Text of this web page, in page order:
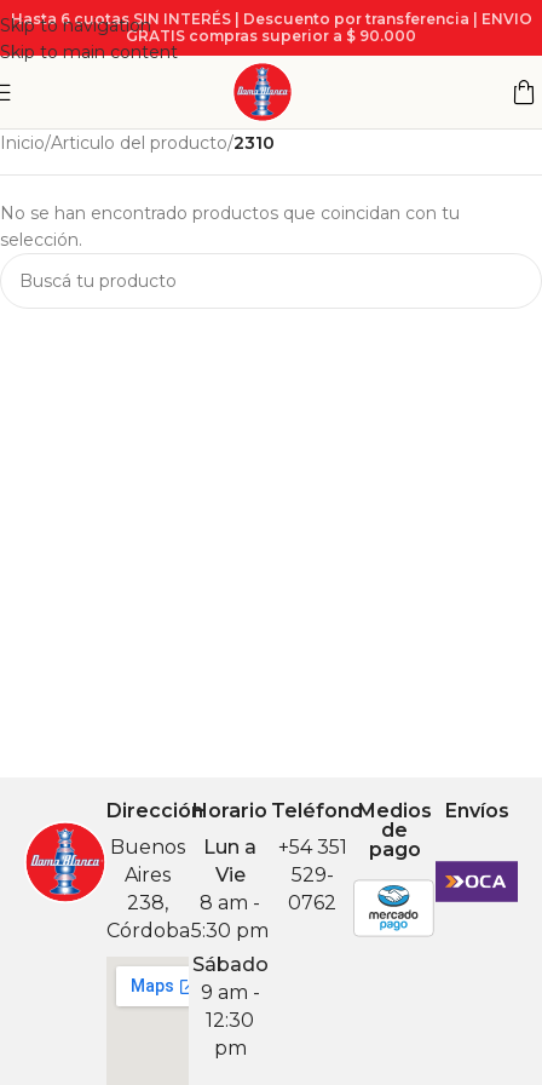
Skip to navigation
Skip to main content
Hasta 6 cuotas SIN INTERÉS | Descuento por transferencia | ENVIO
GRATIS compras superior a $ 90.000
Inicio/Articulo del producto/2310
No se han encontrado productos que coincidan con tu
selección.
Dirección
Buenos
Aires
238,
Córdoba
Horario
Lun a
Vie
8 am -
5:30 pm
Sábado
9 am -
12:30
pm
Teléfono
+54 351
529-
0762
Medios
de
pago
Envíos